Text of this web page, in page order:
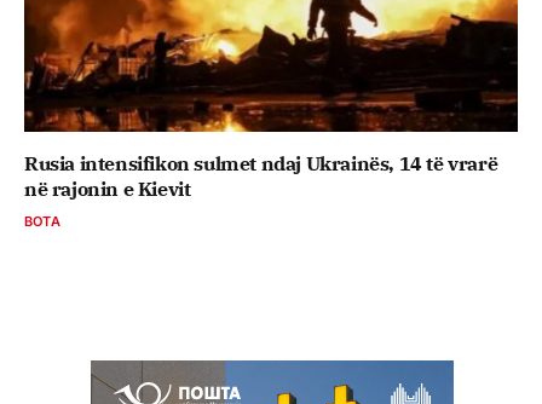
Rusia intensifikon sulmet ndaj Ukrainës, 14 të vrarë
në rajonin e Kievit
BOTA